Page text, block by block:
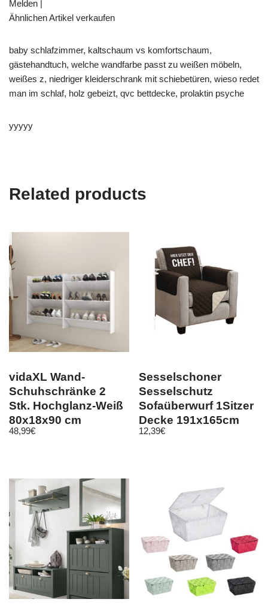
Melden |
Ähnlichen Artikel verkaufen
baby schlafzimmer, kaltschaum vs komfortschaum,
gästehandtuch, welche wandfarbe passt zu weißen möbeln,
weißes z, niedriger kleiderschrank mit schiebetüren, wieso redet
man im schlaf, holz gebeizt, qvc bettdecke, prolaktin psyche
yyyyy
Related products
vidaXL Wand-
Schuhschränke 2
Stk. Hochglanz-Weiß
80x18x90 cm
48,99€
Sesselschoner
Sesselschutz
Sofaüberwurf 1Sitzer
Decke 191x165cm
Braun Schriftzug
12,39€